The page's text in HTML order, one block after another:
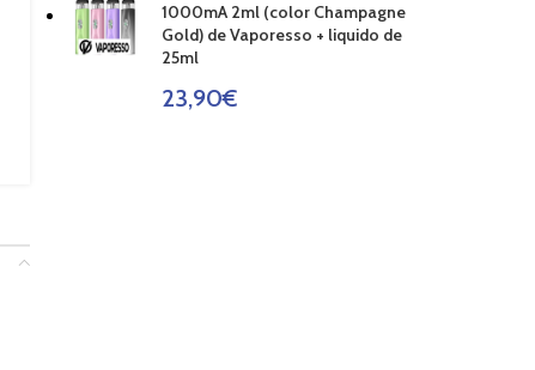
1000mA 2ml (color Champagne
Gold) de Vaporesso + liquido de
25ml
23,90€